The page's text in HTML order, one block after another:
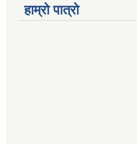
हाम्रो पात्रो